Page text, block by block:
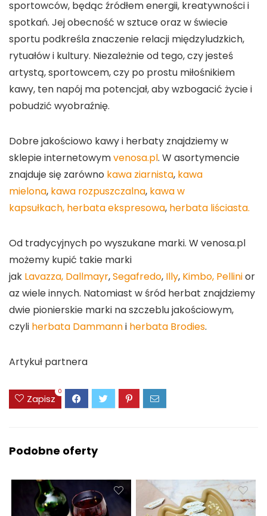
sportowców, będąc źródłem energii, kreatywności i
spotkań. Jej obecność w sztuce oraz w świecie
sportu podkreśla znaczenie relacji międzyludzkich,
rytuałów i kultury. Niezależnie od tego, czy jesteś
artystą, sportowcem, czy po prostu miłośnikiem
kawy, ten napój ma potencjał, aby wzbogacić życie i
pobudzić wyobraźnię.
Dobre jakościowo kawy i herbaty znajdziemy w
sklepie internetowymvenosa.pl. W asortymencie
znajduje się zarówno kawa ziarnista, kawa
mielona, kawa rozpuszczalna, kawa w
kapsułkach, herbata ekspresowa, herbata liściasta.
Od tradycyjnych po wyszukane marki. W venosa.pl
możemy kupić takie marki
jak Lavazza, Dallmayr,Segafredo, Illy, Kimbo, Pellinior
az wiele innych. Natomiast w śród herbat znajdziemy
dwie pionierskie marki na szczeblu jakościowym,
czyli herbata Dammanni herbata Brodies.
Artykuł partnera
Zapisz
0
Podobne oferty